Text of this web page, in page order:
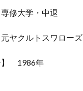
修大学・中退
ヤクルトスワローズ
】 1986年